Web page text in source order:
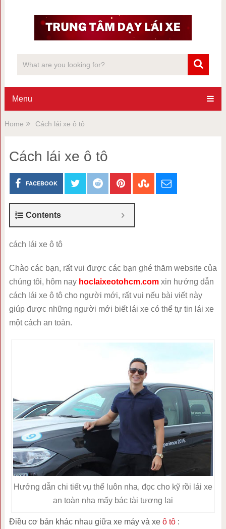
Menu
Home Cách lái xe ô tô
Cách lái xe ô tô
FACEBOOK
Contents
cách lái xe ô tô
Chào các bạn, rất vui được các bạn ghé thăm website của
chúng tôi, hôm nay hoclaixeotohcm.comxin hướng dẫn
cách lái xe ô tô cho người mới, rất vui nếu bài viết này
giúp được những người mới biết lái xe có thể tự tin lái xe
một cách an toàn.
Hướng dẫn chi tiết vụ thể luôn nha, đọc cho kỹ rồi lái xe
an toàn nha mấy bác tài tương lai
Điều cơ bản khác nhau giữa xe máy và xe ô tô: